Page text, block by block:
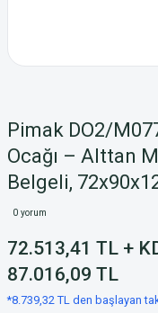
Pimak DO2/
Ocağı – Alttan
Belgeli,
0 yorum
72.513,41 TL +
87.016,09 TL
*8.739,32 TL den başlayan